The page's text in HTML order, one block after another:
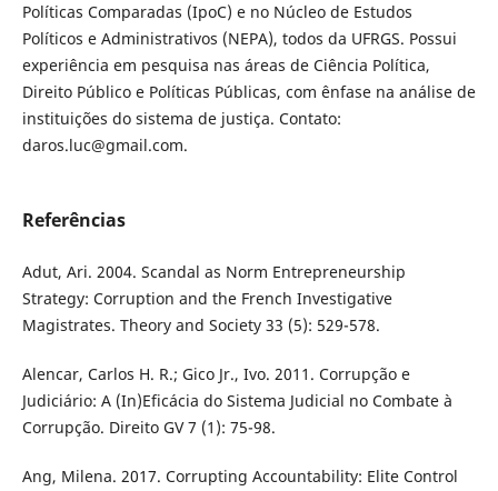
Políticas Comparadas (IpoC) e no Núcleo de Estudos
Políticos e Administrativos (NEPA), todos da UFRGS. Possui
experiência em pesquisa nas áreas de Ciência Política,
Direito Público e Políticas Públicas, com ênfase na análise de
instituições do sistema de justiça. Contato:
daros.luc@gmail.com.
Referências
Adut, Ari. 2004. Scandal as Norm Entrepreneurship
Strategy: Corruption and the French Investigative
Magistrates. Theory and Society 33 (5): 529-578.
Alencar, Carlos H. R.; Gico Jr., Ivo. 2011. Corrupção e
Judiciário: A (In)Eficácia do Sistema Judicial no Combate à
Corrupção. Direito GV 7 (1): 75-98.
Ang, Milena. 2017. Corrupting Accountability: Elite Control